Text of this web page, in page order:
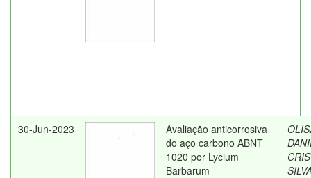
30-Jun-2023
Avaliação anticorrosiva
do aço carbono ABNT
1020 por Lycium
Barbarum